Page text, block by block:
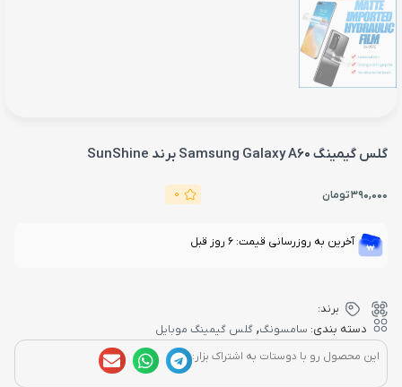
گلس گیمینگ Samsung Galaxy A60 برند SunShine
390,000تومان 0
آخرین به روزرسانی قیمت: 6 روز قبل
برند:
دسته بندی: سامسونگ, گلس گیمینگ موبایل
این محصول رو با دوستات به اشتراک بزار: